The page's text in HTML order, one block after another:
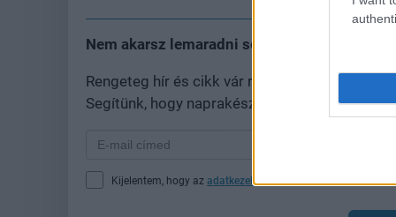
Nem akarsz lemaradni semmiről?
Rengeteg hír és cikk vár rád, lehet, hogy
Segítünk, hogy naprakész maradj,
Kijelentem, hogy az adatkezelési nyilatkozat